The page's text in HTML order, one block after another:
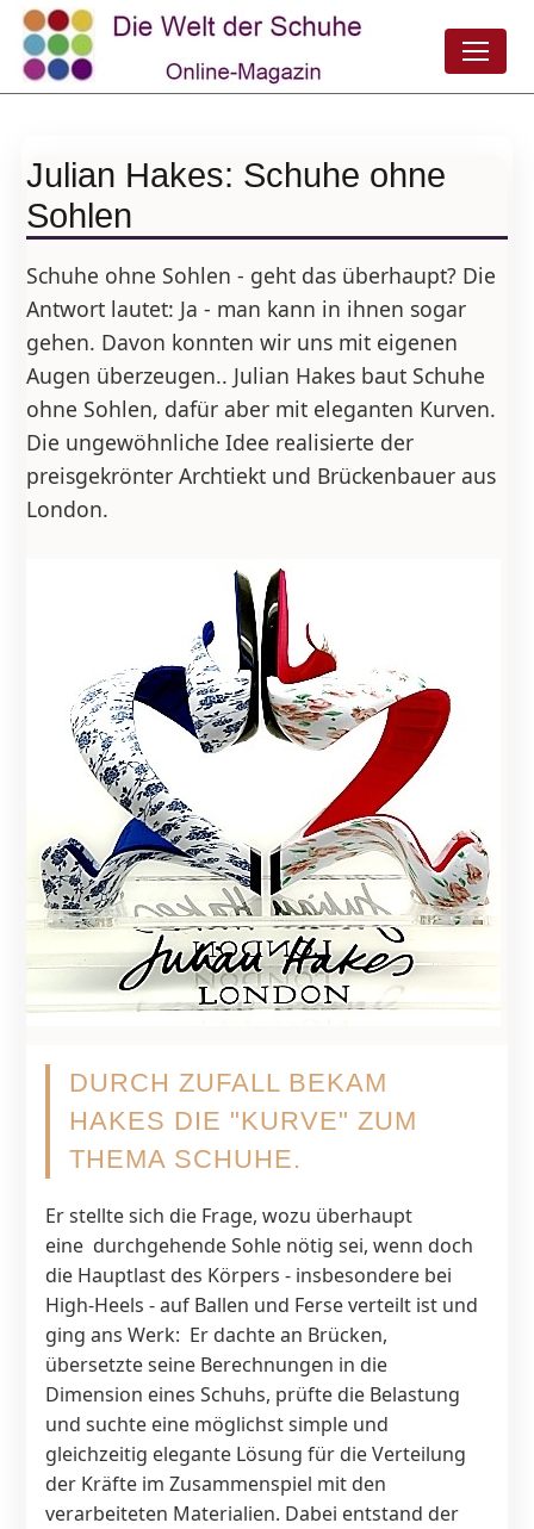
Julian Hakes: Schuhe ohne
Sohlen
Schuhe ohne Sohlen - geht das überhaupt? Die
Antwort lautet: Ja - man kann in ihnen sogar
gehen. Davon konnten wir uns mit eigenen
Augen überzeugen.. Julian Hakes baut Schuhe
ohne Sohlen, dafür aber mit eleganten Kurven.
Die ungewöhnliche Idee realisierte der
preisgekrönter Archtiekt und Brückenbauer aus
London.
DURCH ZUFALL BEKAM
HAKES DIE "KURVE" ZUM
THEMA SCHUHE.
Er stellte sich die Frage, wozu überhaupt
eine durchgehende Sohle nötig sei, wenn doch
die Hauptlast des Körpers - insbesondere bei
High-Heels - auf Ballen und Ferse verteilt ist und
ging ans Werk: Er dachte an Brücken,
übersetzte seine Berechnungen in die
Dimension eines Schuhs, prüfte die Belastung
und suchte eine möglichst simple und
gleichzeitig elegante Lösung für die Verteilung
der Kräfte im Zusammenspiel mit den
verarbeiteten Materialien. Dabei entstand der